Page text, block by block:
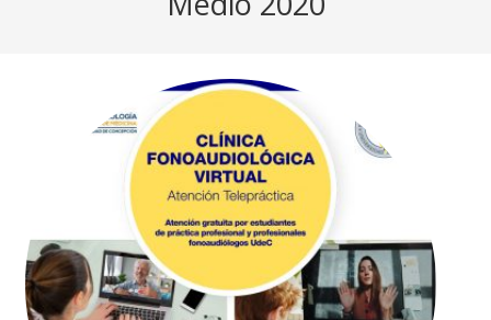
Vinculación
Contáctanos